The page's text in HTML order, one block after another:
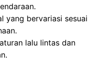
yang bervariasi sesuai
lalu lintas dan